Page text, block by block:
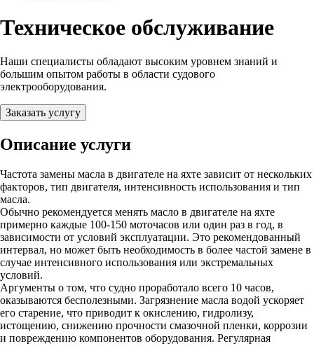
Техническое обслуживание
Наши специалисты обладают высоким уровнем знаний и
большим опытом работы в области судового
электрооборудования.
Заказать услугу
Описание услуги
Частота замены масла в двигателе на яхте зависит от нескольких
факторов, тип двигателя, интенсивность использования и тип
масла.
Обычно рекомендуется менять масло в двигателе на яхте
примерно каждые 100-150 моточасов или один раз в год, в
зависимости от условий эксплуатации. Это рекомендованный
интервал, но может быть необходимость в более частой замене в
случае интенсивного использования или экстремальных
условий.
Аргументы о том, что судно проработало всего 10 часов,
оказываются бесполезными. Загрязнение масла водой ускоряет
его старение, что приводит к окислению, гидролизу,
истощению, снижению прочности смазочной пленки, коррозии
и повреждению компонентов оборудования. Регулярная